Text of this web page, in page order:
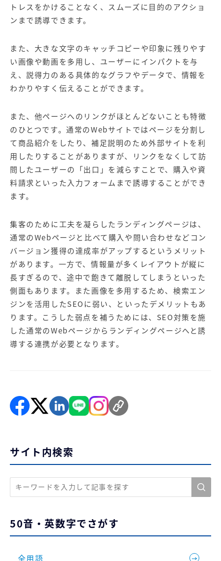
トレスをかけることなく、スムーズに目的のアクショ
ンまで誘導できます。
また、大きな文字のキャッチコピーや印象に残りやす
い画像や動画を多用し、ユーザーにインパクトを与
え、説得力のある具体的なグラフやデータで、情報を
わかりやすく伝えることができます。
また、他ページへのリンクがほとんどないことも特徴
のひとつです。通常のWebサイトではページを分割し
て商品紹介をしたり、補足説明のため外部サイトを利
用したりすることがありますが、リンクをなくして訪
問したユーザーの「出口」を減らすことで、購入や資
料請求といった入力フォームまで誘導することができ
ます。
集客のために工夫を凝らしたランディングページは、
通常のWebページと比べて購入や問い合わせなどコン
バージョン獲得の達成率がアップするというメリット
があります。一方で、情報量が多くレイアウトが縦に
長すぎるので、途中で飽きて離脱してしまうといった
側面もあります。また画像を多用するため、検索エン
ジンを活用したSEOに弱い、といったデメリットもあ
ります。こうした弱点を補うためには、SEO対策を施
した通常のWebページからランディングページへと誘
導する連携が必要となります。
サイト内検索
50音・英数字でさがす
全用語